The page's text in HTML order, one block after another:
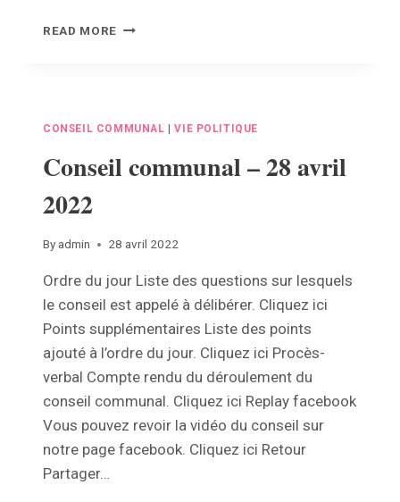
READ MORE CONSEIL
CONSEIL COMMUNAL |VIE POLITIQUE
Conseil communal – 28 avril
2022
By admin 28 avril 2022
Ordre du jour Liste des questions sur lesquels
le conseil est appelé à délibérer. Cliquez ici
Points supplémentaires Liste des points
ajouté à l’ordre du jour. Cliquez ici Procès-
verbal Compte rendu du déroulement du
conseil communal. Cliquez ici Replay facebook
Vous pouvez revoir la vidéo du conseil sur
notre page facebook. Cliquez ici Retour
Partager…